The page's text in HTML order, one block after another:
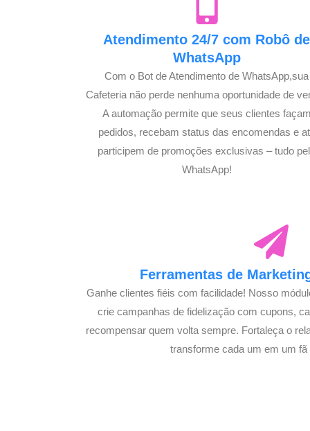
Atendimento 24/7 com Robô de
WhatsApp
Com o Bot de Atendimento de WhatsApp,sua
Cafeteria não perde nenhuma oportunidade de
A automação permite que seus clientes
pedidos, recebam status das encomendas e
participem de promoções exclusivas – tudo
WhatsApp!
Ferramentas de
Ganhe clientes fiéis com facilidade! Nosso
crie campanhas de fidelização com cupons,
recompensar quem volta sempre. Fortaleça o
transforme cada um em um fã